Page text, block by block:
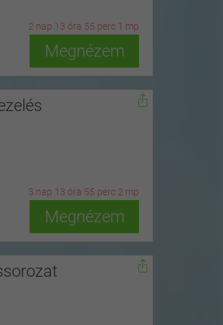
2n ap13ó ra54p erc59 mp
Megnézem
3 nap 13 óra 55 perc 0 mp
Megnézem